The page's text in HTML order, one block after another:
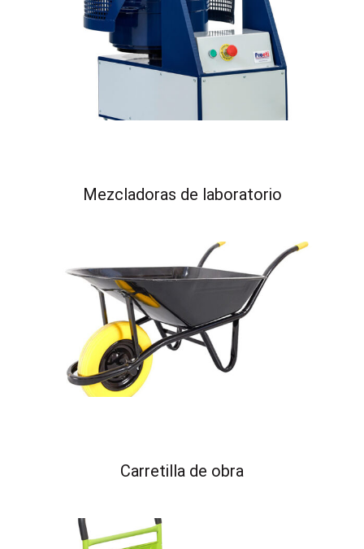
Mezcladoras de laboratorio
Carretilla de obra